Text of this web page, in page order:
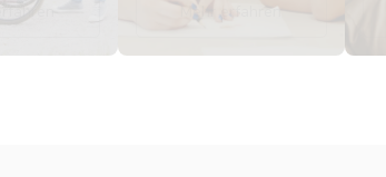
Mehr erfahren